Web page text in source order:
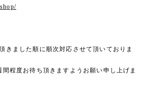
きました順に順次対応させて頂いておりま
程度お待ち頂きますようお願い申し上げま